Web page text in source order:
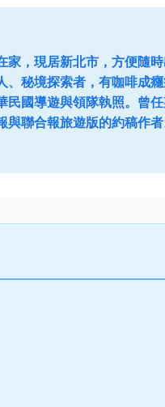
，現居新北市，方便隨
、秘境探索者，有咖啡成
國導遊與領隊執照。曾
聯合報旅遊版的約稿作